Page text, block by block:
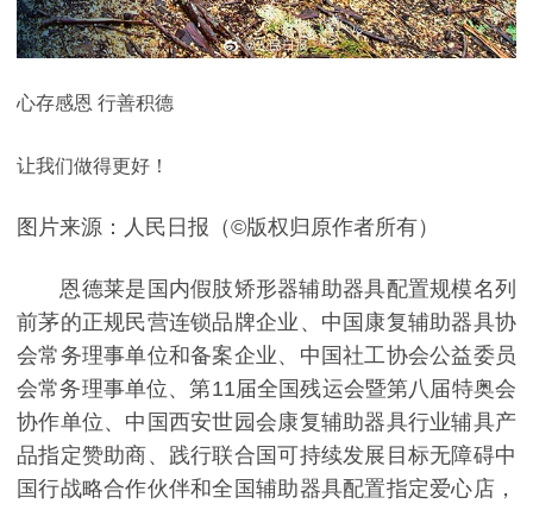
心存感恩 行善积德
让我们做得更好！
图片来源：人民日报（©版权归原作者所有）
恩德莱是国内假肢矫形器辅助器具配置规模名列
前茅的正规民营连锁品牌企业、中国康复辅助器具协
会常务理事单位和备案企业、中国社工协会公益委员
会常务理事单位、第11届全国残运会暨第八届特奥会
协作单位、中国西安世园会康复辅助器具行业辅具产
品指定赞助商、践行联合国可持续发展目标无障碍中
国行战略合作伙伴和全国辅助器具配置指定爱心店，